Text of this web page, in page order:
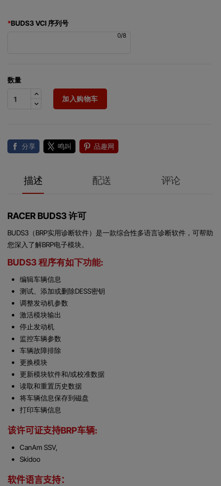
*BUDS3 VCI 序列号
0/8
数量
加入购物车
分享 鸣叫 品趣网
描述 配送 评论
RACER BUDS3 许可
BUDS3（BRP实用诊断软件）是一款综合性多语言诊断软件，可帮助
您深入了解BRP电子模块。
BUDS3 程序有如下功能:
编辑车辆信息
测试、添加或删除DESS密钥
调整发动机参数
激活模块输出
停止发动机
监控车辆参数
车辆故障排除
更换模块
更新模块软件和/或校准数据
读取和重置历史数据
将车辆信息保存到磁盘
打印车辆信息
该许可证支持BRP车辆:
CanAm SSV,
Skidoo
软件语言支持：